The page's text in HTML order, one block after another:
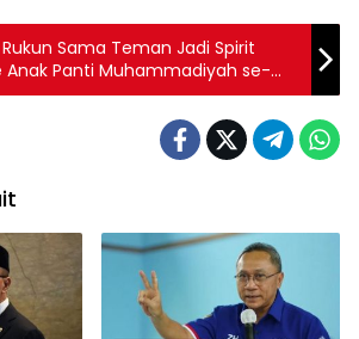
Sama Teman Jadi Spirit
Anak Panti Muhammadiyah se-